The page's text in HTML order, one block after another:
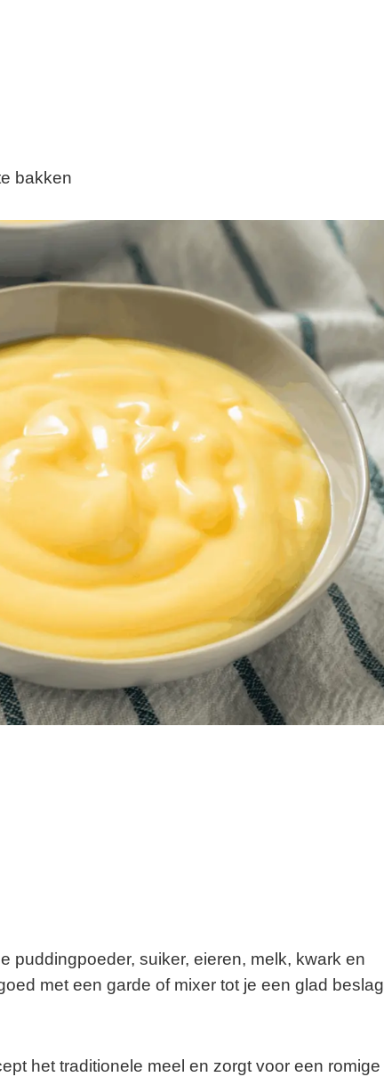
bakken
puddingpoeder, suiker, eieren, melk, kwark en
met een garde of mixer tot je een glad beslag
het traditionele meel en zorgt voor een romige